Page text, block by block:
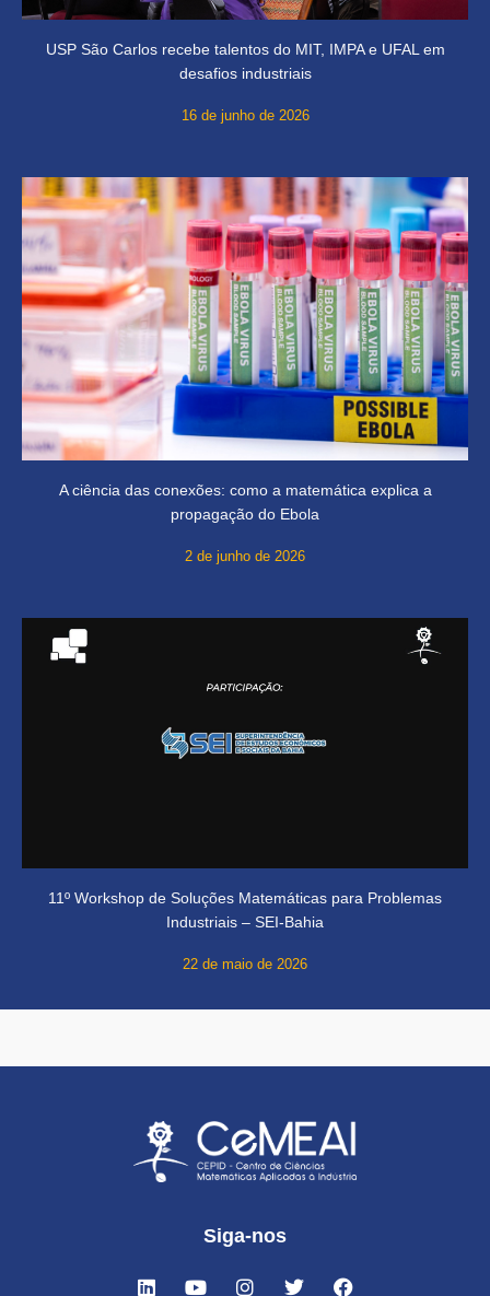
USP São Carlos recebe talentos do MIT, IMPA e UFAL em
desafios industriais
16 de junho de 2026
A ciência das conexões: como a matemática explica a
propagação do Ebola
2 de junho de 2026
11º Workshop de Soluções Matemáticas para Problemas
Industriais – SEI-Bahia
22 de maio de 2026
Siga-nos